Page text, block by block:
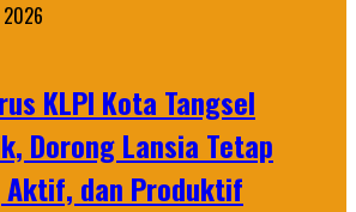
KLPI Kota Tangsel
Dorong Lansia Tetap
Aktif, dan Produktif